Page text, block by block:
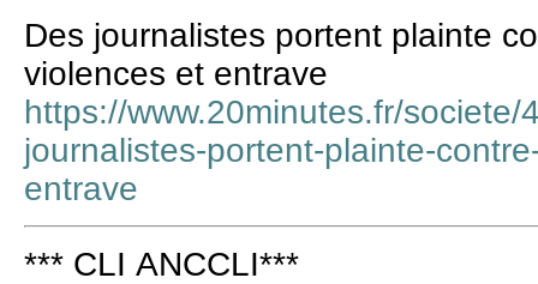
Des journalistes portent plainte
violences et entrave
https://www.20minutes.fr/
journalistes-portent-plainte-
entrave
*** CLI ANCCLI***